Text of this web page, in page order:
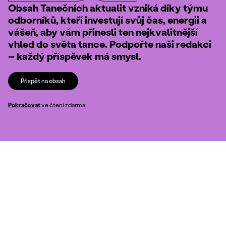
Obsah Tanečních aktualit vzniká díky týmu
odborníků, kteří investují svůj čas, energii a
vášeň, aby vám přinesli ten nejkvalitnější
vhled do světa tance. Podpořte naši redakci
– každý příspěvek má smysl.
Přispět na obsah
Pokračovatve čtení zdarma.